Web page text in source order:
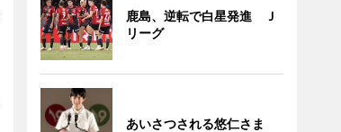
鹿島、逆転で白星発進 Ｊ
リーグ
あいさつされる悠仁さま